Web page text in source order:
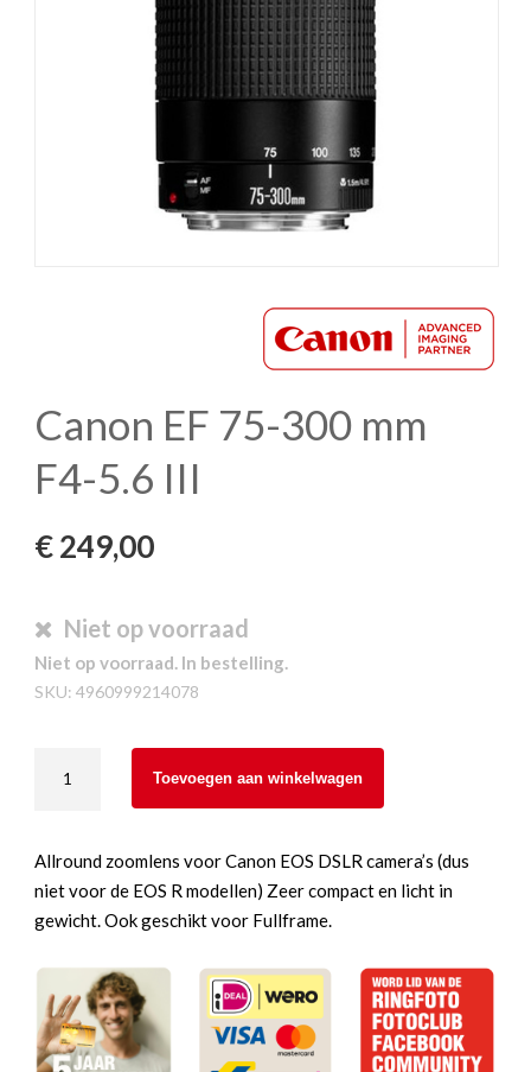
Canon EF 75-300 mm
F4-5.6 III
€249,00
Niet op voorraad
Niet op voorraad. In bestelling.
SKU: 4960999214078
300
mm
III
aantal
Toevoegen aan winkelwagen
Allround zoomlens voor Canon EOS DSLR camera’s (dus
niet voor de EOS R modellen) Zeer compact en licht in
gewicht. Ook geschikt voor Fullframe.